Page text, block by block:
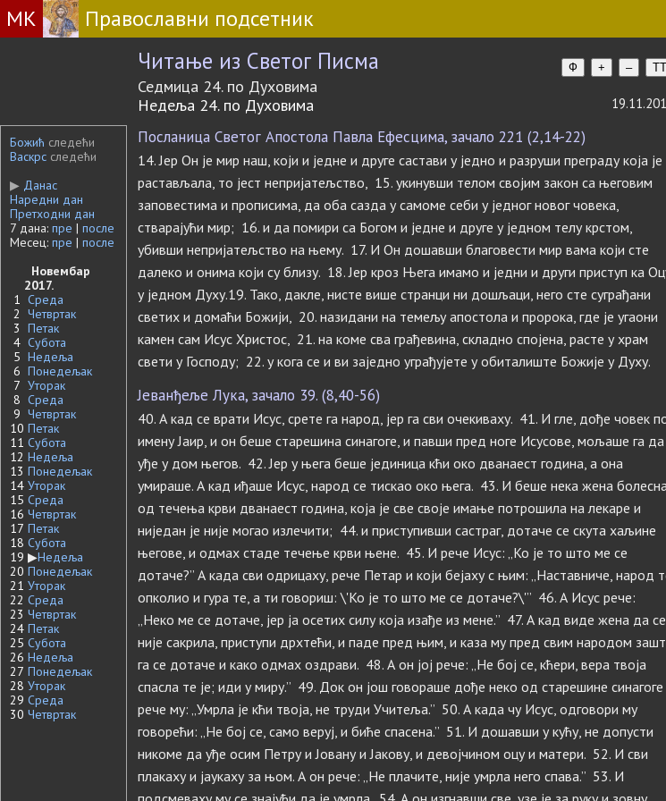
МК Православни подсетник
Читање из Светог Писма Ф + – TT
Седмица 24. по Духовима
Недеља 24. по Духовима
Божић следећи
Васкрс следећи
▶ Данас
Наредни дан
Претходни дан
7 дана: пре | после
Месец: пре | после
Новембар
2017.
1 Среда
2 Четвртак
3 Петак
4 Субота
5 Недеља
6 Понедељак
7 Уторак
8 Среда
9 Четвртак
10 Петак
11 Субота
12 Недеља
13 Понедељак
14 Уторак
15 Среда
16 Четвртак
17 Петак
18 Субота
19 ▶Недеља
20 Понедељак
21 Уторак
22 Среда
23 Четвртак
24 Петак
25 Субота
26 Недеља
27 Понедељак
28 Уторак
29 Среда
30 Четвртак
Посланица Светог Апостола Павла Ефесцима, зачало 221 (2,14-22)
14. Јер Он је мир наш, који и једне и друге састави у једно и разруши преграду која је
растављала, то јест непријатељство, 15. укинувши телом својим закон са његовим
заповестима и прописима, да оба сазда у самоме себи у једног новог човека,
стварајући мир; 16. и да помири са Богом и једне и друге у једном телу крстом,
убивши непријатељство на њему. 17. И Он дошавши благовести мир вама који сте
далеко и онима који су близу. 18. Јер кроз Њега имамо и једни и други приступ ка
у једном Духу.19. Тако, дакле, нисте више странци ни дошљаци, него сте суграђани
светих и домаћи Божији, 20. назидани на темељу апостола и пророка, где је угаони
камен сам Исус Христос, 21. на коме сва грађевина, складно спојена, расте у храм
свети у Господу; 22. у кога се и ви заједно уграђујете у обиталиште Божије у Духу.
Јеванђеље Лука, зачало 39. (8,40-56)
40. А кад се врати Исус, срете га народ, јер га сви очекиваху. 41. И гле, дође човек
имену Јаир, и он беше старешина синагоге, и павши пред ноге Исусове, мољаше га да
уђе у дом његов. 42. Јер у њега беше јединица кћи око дванаест година, а она
умираше. А кад иђаше Исус, народ се тискао око њега. 43. И беше нека жена
од течења крви дванаест година, која је све своје имање потрошила на лекаре и
ниједан је није могао излечити; 44. и приступивши састраг, дотаче се скута хаљине
његове, и одмах стаде течење крви њене. 45. И рече Исус: „Ко је то што ме се
дотаче?” А када сви одрицаху, рече Петар и који бејаху с њим: „Наставниче, народ
опколио и гура те, а ти говориш: \'Ко је то што ме се дотаче?\'” 46. А Исус рече:
„Неко ме се дотаче, јер ја осетих силу која изађе из мене.” 47. А кад виде жена да се
није сакрила, приступи дрхтећи, и паде пред њим, и каза му пред свим народом
га се дотаче и како одмах оздрави. 48. А он јој рече: „Не бој се, кћери, вера твоја
спасла те је; иди у миру.” 49. Док он још говораше дође неко од старешине синагоге
рече му: „Умрла је кћи твоја, не труди Учитеља.” 50. А када чу Исус, одговори му
говорећи: „Не бој се, само веруј, и биће спасена.” 51. И дошавши у кућу, не допусти
никоме да уђе осим Петру и Јовану и Јакову, и девојчином оцу и матери. 52. И сви
плакаху и јаукаху за њом. А он рече: „Не плачите, није умрла него спава.” 53. И